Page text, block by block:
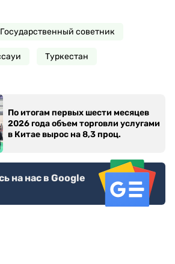
Государственный советник
Туркестан
По итогам первых шести месяцев
2026 года объем торговли услугами
в Китае вырос на 8,3 проц.
на нас в Google